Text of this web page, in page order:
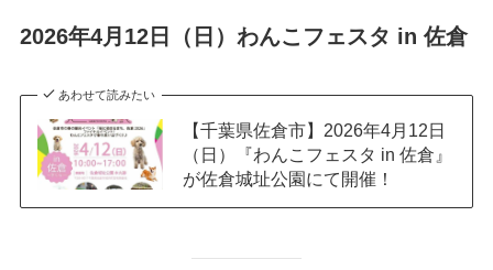
2026年4月12日（日）わんこフェスタ in 佐倉
あわせて読みたい
【千葉県佐倉市】2026年4月12日
（日）『わんこフェスタ in 佐倉』
が佐倉城址公園にて開催！